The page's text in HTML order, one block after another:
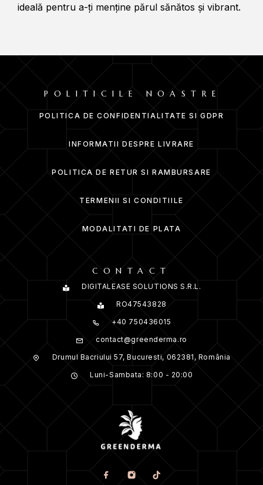
ideală pentru a-ți menține părul sănătos și vibrant.
POLITICILE NOASTRE
POLITICA DE CONFIDENTIALITATE SI GDPR
INFORMATII DESPRE LIVRARE
POLITICA DE RETUR SI RAMBURSARE
TERMENII SI CONDITIILE
MODALITATI DE PLATA
CONTACT
DIGITALEASE SOLUTIONS S.R.L.
RO47543828
+40 750436015
contact@greenderma.ro
Drumul Bacriului 57, Bucuresti, 062381, România
Luni-Sambata: 8:00 - 20:00